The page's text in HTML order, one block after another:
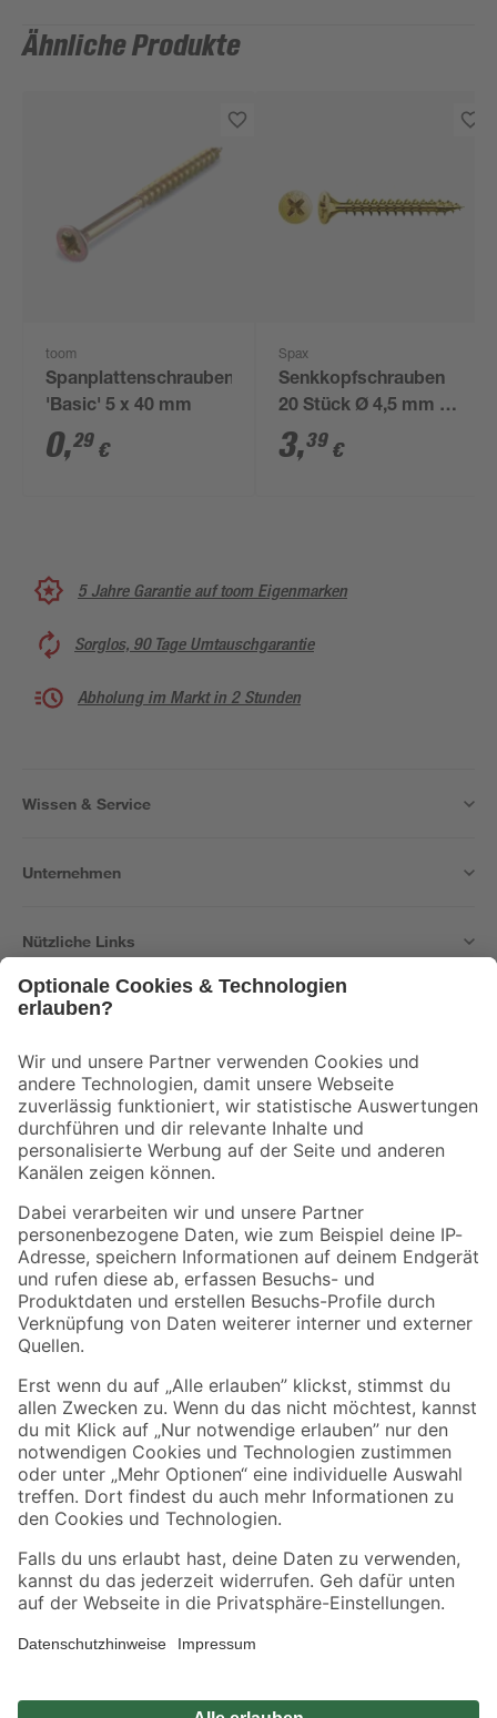
Ähnliche Produkte
toom
Spanplattenschrauben
'Basic' 5 x 40 mm
0,29 €
Spax
Senkkopfschrauben
20 Stück Ø 4,5 mm 16
mm
3,39 €
5 Jahre Garantie auf toom Eigenmarken
Sorglos, 90 Tage Umtauschgarantie
Abholung im Markt in 2 Stunden
Wissen & Service
Unternehmen
Nützliche Links
Der toom Newsletter: Keine Angebote und Aktionen mehr verpassen!
Zur Newsletter Anmeldung
Folge uns
Zahlungsarten Versandarten
Sicher einkaufen
Jetzt die toom-App herunterladen
Alle Preisangaben in EUR inkl. gesetzl. MwSt.. Die dargestellten Angebote sind unter
Umständen nicht in allen Märkten verfügbar. Die angegebenen Verfügbarkeiten beziehen
Produkte nur solange der Vorrat reicht.
*Paketversand ab 59 € versandkostenfrei, gilt nicht für Artikel mit Speditionsversand, hier
Privatsphäre Impressum